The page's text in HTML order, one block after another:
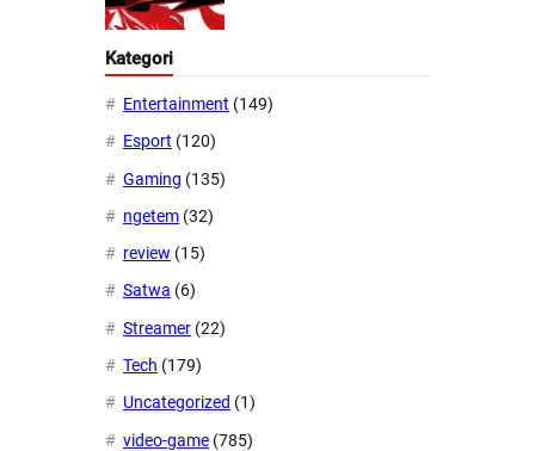
Kategori
Entertainment (149)
Esport (120)
Gaming (135)
ngetem (32)
review (15)
Satwa (6)
Streamer (22)
Tech (179)
Uncategorized (1)
video-game (785)